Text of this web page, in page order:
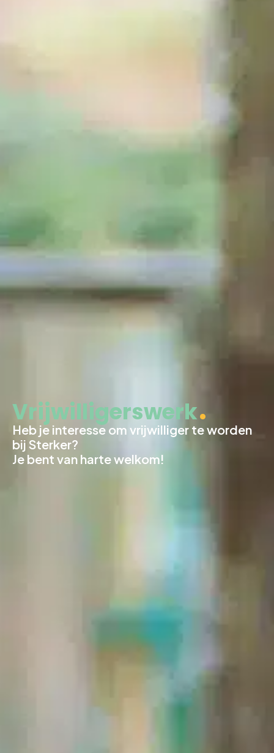
Vrijwilligerswerk
Heb je interesse om vrijwilliger te worden
bij Sterker?
Je bent van harte welkom!